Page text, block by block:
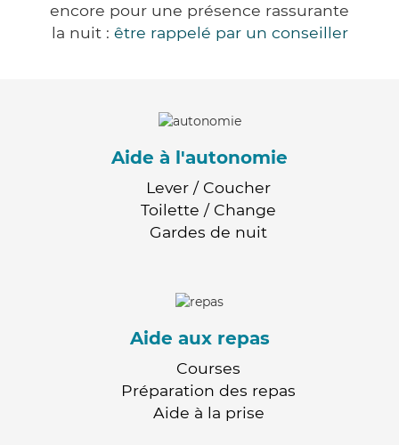
encore pour une présence rassurante
la nuit : être rappelé par un conseiller
Aide à l'autonomie
Lever / Coucher
Toilette / Change
Gardes de nuit
Aide aux repas
Courses
Préparation des repas
Aide à la prise